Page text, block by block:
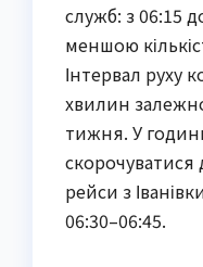
служб: з 06:15
меншою
Інтервал руху
хвилин
тижня. У
рейси з
06:30–06:45.